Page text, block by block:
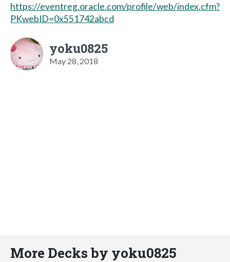
https://eventreg.oracle.com/profile/web/index.cfm?
PKwebID=0x551742abcd
yoku0825
May 28, 2018
More Decks by yoku0825